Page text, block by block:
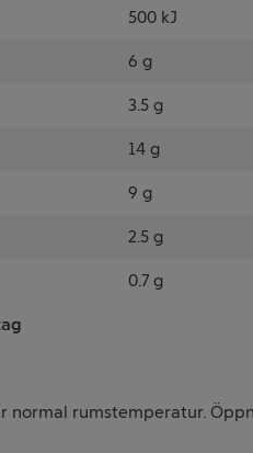
500 kJ
6 g
3.5 g
14 g
9 g
2.5 g
0.7 g
normal rumstemperatur.